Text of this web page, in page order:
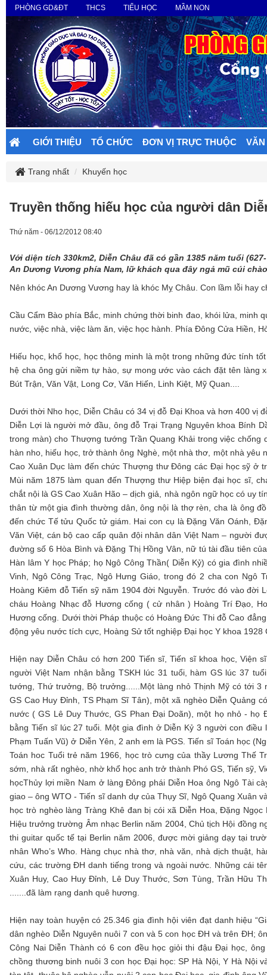
PHÒNG GD&ĐT THCS TIỂU HỌC MẦM NON
GIỚI THIỆU TỔ CHỨC ĐƠN VỊ TRỰC THUỘC
Trang nhất Khuyến học
Truyền thống hiếu học của người dân
Thứ năm - 06/12/2012 08:40
Với diện tích 330km2, Diễn Châu đã có gần 1385 năm tuổi
An Dương Vương phía Nam, lữ khách qua đây ngả mũ cúi
Nên khóc An Dương Vương hay là khóc Mỵ Châu. Con lầm lỗi hay
Cầu Cẩm Bào phía Bắc, minh chứng thời binh đao, khói lửa, minh
nước, việc nhà, việc làm ăn, việc học hành. Phía Đông Cửa Hiền,
Hiếu học, khổ học, học thông minh là một trong những đức tính
hệ cha ông gửi niềm tự hào, sự mong ước vào cách đặt tên làng
Bút Trận, Văn Vật, Long Cơ, Văn Hiến, Linh Kiệt, Mỹ Quan....
Dưới thời Nho học, Diễn Châu có 34 vị đỗ Đại Khoa và hơn 400 vị
Diễn Lợi là người mở đầu, ông đỗ Trại Trạng Nguyên khoa Bính
trong màn) cho Thượng tướng Trần Quang Khải trong việc
hàn nho, hiếu học, trở thành ông Nghè, một nhà thơ, một nhà
Cao Xuân Dục làm đến chức Thượng thư Đông các Đại học sỹ ở
Mùi năm 1875 làm quan đến Thượng thư Hiệp biện đại học sĩ,
chắt nội là GS Cao Xuân Hão – dịch giả, nhà ngôn ngữ học có uy
thân từ một gia đình thường dân, ông nội là thợ rèn, cha là ông
đến chức Tế tửu Quốc tử giám. Hai con cụ là Đặng Văn Oánh,
Văn Việt, cán bộ cao cấp quân đội nhân dân Việt Nam – người
đường số 6 Hòa Bình và Đặng Thị Hồng Vân, nữ tú tài đầu tiên
Hàn lâm Y học Pháp; họ Ngô Công Thần( Diễn Kỷ) có gia đình
Vinh, Ngô Công Trạc, Ngô Hưng Giáo, trong đó 2 cha con Ngô
Hoàng Kiêm đỗ Tiến sỹ năm 1904 đời Nguyễn. Trước đó vào đời
cháu Hoàng Nhạc đỗ Hương cống ( cử nhân ) Hoàng Trí Đạo,
Hương cống. Dưới thời Pháp thuộc có Hoàng Đức Thi đỗ Cao
động yêu nước tích cực, Hoàng Sử tốt nghiệp Đại học Y khoa
Hiện nay Diễn Châu có hơn 200 Tiến sĩ, Tiến sĩ khoa học, Viện
người Việt Nam nhận bằng TSKH lúc 31 tuổi, hàm GS lúc 37
tướng, Thứ trưởng, Bộ trưởng......Một làng nhỏ Thịnh Mỹ có tới
GS Cao Huy Đỉnh, TS Phạm Sĩ Tân), một xã nghèo Diễn Quảng
nước ( GS Lê Duy Thước, GS Phan Đại Doãn), một họ nhỏ -
bằng Tiến sĩ lúc 27 tuổi. Một gia đình ở Diễn Kỷ 3 người con
Phạm Tuấn Vũ) ở Diễn Yên, 2 anh em là PGS. Tiến sĩ Toán học
Toán hoc Tuổi trẻ năm 1966, học trò cưng của thầy Lương Thế
sớm, nhà rất nghèo, nhờ khổ học anh trở thành Phó GS, Tiến sỹ,
họcThủy lợi miền Nam ở làng Đông phái Diễn Hoa ông Ngô Tài
giao – ông WTO - Tiến sĩ danh dự của Thụy Sĩ, Ngô Quang Xuân
học trò nghèo làng Tràng Khê đan bị cói xã Diễn Hoa, Đặng
Hiệu trưởng trường Âm nhạc Berlin năm 2004, Chủ tịch Hội đồng
thi guitar quốc tế tại Berlin năm 2006, được mời giảng dạy tại
nhân Who’s Who. Hàng chục nhà thơ, nhà văn, nhà dịch thuật,
cứu, các trường ĐH danh tiếng trong và ngoài nước. Những cái
Xuân Huy, Cao Huy Đỉnh, Lê Duy Thước, Sơn Tùng, Trần Hữu
.......đã làm rạng danh quê hương.
Hiện nay toàn huyện có 25.346 gia đình hội viên đạt danh hiệu
dân nghèo Diễn Nguyên nuôi 7 con và 5 con học ĐH và trên ĐH;
Công Nai Diễn Thành có 6 con đều học giỏi thi đậu Đại học,
chồng thương binh nuôi 3 con học Đại học: SP Hà Nội, Y Hà Nội